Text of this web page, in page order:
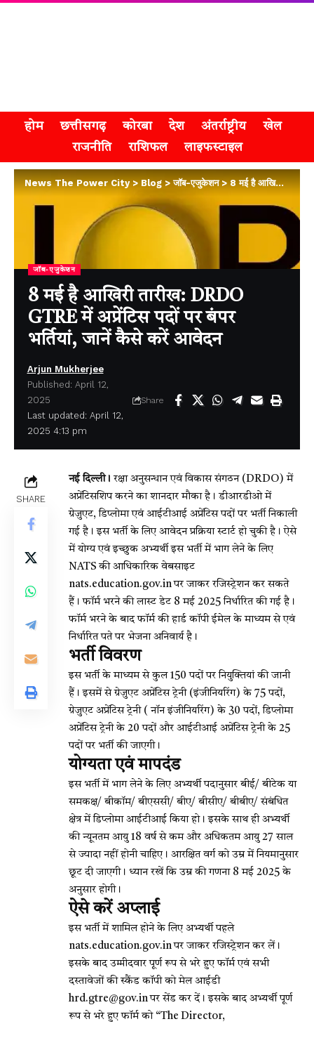
होम छत्तीसगढ़ कोरबा देश अंतर्राष्ट्रीय
खेल
राजनीति
राशिफल लाइफस्टाइल
News The Power City> Blog >जॉब-एजुकेशन>8 मई है आखिरी तारीख: DRDO GTRE में अप्रेंटिस पदों पर बंपर भर्तियां, जानें कैसे करें आवेदन
जॉब-एजुकेशन
8 मई है आखिरी तारीख: DRDO
GTRE में अप्रेंटिस पदों पर बंपर
भर्तियां, जानें कैसे करें आवेदन
Last updated: April 12,
2025 4:13 pm
Arjun Mukherjee
Published: April 12,
2025
Share
SHARE
नई दिल्ली। रक्षा अनुसन्धान एवं विकास संगठन (DRDO) में
अप्रेंटिसशिप करने का शानदार मौका है। डीआरडीओ में
ग्रेजुएट, डिप्लोमा एवं आईटीआई अप्रेंटिस पदों पर भर्ती निकाली
गई है। इस भर्ती के लिए आवेदन प्रक्रिया स्टार्ट हो चुकी है। ऐसे
में योग्य एवं इच्छुक अभ्यर्थी इस भर्ती में भाग लेने के लिए
NATS की आधिकारिक वेबसाइट
nats.education.gov.in पर जाकर रजिस्ट्रेशन कर सकते
हैं। फॉर्म भरने की लास्ट डेट 8 मई 2025 निर्धारित की गई है।
फॉर्म भरने के बाद फॉर्म की हार्ड कॉपी ईमेल के माध्यम से एवं
निर्धारित पते पर भेजना अनिवार्य है।
भर्ती विवरण
इस भर्ती के माध्यम से कुल 150 पदों पर नियुक्तियां की जानी
हैं। इसमें से ग्रेजुएट अप्रेंटिस ट्रेनी (इंजीनियरिंग) के 75 पदों,
ग्रेजुएट अप्रेंटिस ट्रेनी ( नॉन इंजीनियरिंग) के 30 पदों, डिप्लोमा
अप्रेंटिस ट्रेनी के 20 पदों और आईटीआई अप्रेंटिस ट्रेनी के 25
पदों पर भर्ती की जाएगी।
योग्यता एवं मापदंड
इस भर्ती में भाग लेने के लिए अभ्यर्थी पदानुसार बीई/ बीटेक या
समकक्ष/ बीकॉम/ बीएससी/ बीए/ बीसीए/ बीबीए/ संबंधित
क्षेत्र में डिप्लोमा आईटीआई किया हो। इसके साथ ही अभ्यर्थी
की न्यूनतम आयु 18 वर्ष से कम और अधिकतम आयु 27 साल
से ज्यादा नहीं होनी चाहिए। आरक्षित वर्ग को उम्र में नियमानुसार
छूट दी जाएगी। ध्यान रखें कि उम्र की गणना 8 मई 2025 के
अनुसार होगी।
ऐसे करें अप्लाई
इस भर्ती में शामिल होने के लिए अभ्यर्थी पहले
nats.education.gov.in पर जाकर रजिस्ट्रेशन कर लें।
इसके बाद उम्मीदवार पूर्ण रूप से भरे हुए फॉर्म एवं सभी
दस्तावेजों की स्कैंड कॉपी को मेल आईडी
hrd.gtre@gov.in पर सेंड कर दें। इसके बाद अभ्यर्थी पूर्ण
रूप से भरे हुए फॉर्म को “The Director,